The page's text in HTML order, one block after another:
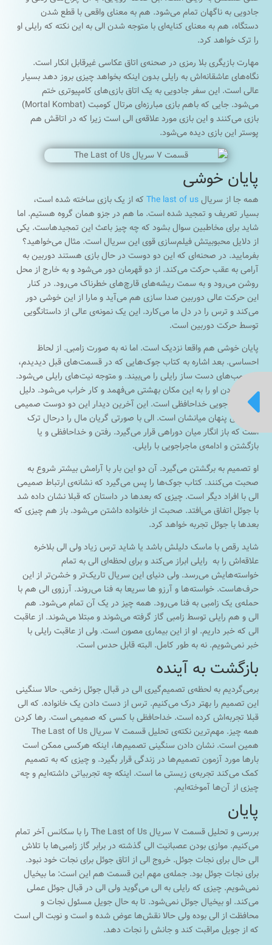
جادویی به ناگهان تمام می‌شود. هم به معنای واقعی با قطع شدن
دستگاه، هم به معنای کنایه‌ای با متوجه شدن الی به این نکته که رایلی او
را ترک خواهد کرد.
مهارت بازیگری بلا رمزی در صحنه‌ی اتاق عکاسی غیرقابل انکار است.
نگاه‌های عاشقانه‌اش به رایلی بدون اینکه بخواهد چیزی بروز دهد بسیار
عالی است. این سفر جادویی به یک اتاق بازی‌های کامپیوتری ختم
می‌شود. جایی که با‌هم بازی مبارزه‌ای مرتال کومبت (Mortal Kombat)
بازی می‌کنند و این بازی مورد علاقه‌ی الی است زیرا که در اتاقش هم
پوستر این بازی دیده می‌شود.
پایان خوشی
همه جا از سریالThe last of us که از یک بازی ساخته شده است،
بسیار تعریف و تمجید شده است. ما هم در جزو همان گروه هستیم. اما
شاید برای مخاطبین سوال بشود که چه چیز باعث این تمجیدهاست. یکی
از دلایل محبوبیتش فیلم‌سازی قوی این سریال است. مثال می‌خواهید؟
بفرمایید. در صحنه‌ای که این دو دوست در حال بازی هستند دوربین به
آرامی به عقب حرکت می‌کند. از دو قهرمان دور می‌شود و به خارج از محل
روشن می‌رود و به سمت ریشه‌های قارچ‌های خطرناک می‌رود. در کنار
این حرکت عالی دوربین صدا سازی هم می‌آید و مارا از این خوشی دور
می‌کند و ترس را در دل ما می‌کارد. این یک نمونه‌ی عالی از داستانگویی
توسط حرکت دوربین است.
پایان خوشی هم واقعا نزدیک است. اما نه به صورت زامبی. از لحاظ
احساسی. بعد اشاره به کتاب جوک‌هایی که در قسمت‌های قبل دیدیدم،
الی بمب‌های دست ساز رایلی را می‌بیند. و متوجه نیت‌های رایلی می‌شود.
دلیل آوردن او را به این مکان بهشتی می‌فهمد و کار خراب می‌شود. دلیل
این ماجراجویی خداحافظی است. این آخرین دیدار این دو دوست صمیمی
با عشقی پنهان میانشان است. الی با صورتی گریان مال را درحال ترک
است که باز انگار میان دوراهی قرار می‌گیرد. رفتن و خداحافظی و یا
بازگشتن و ادامه‌ی ماجراجویی با رایلی.
او تصمیم به برگشتن می‌گیرد. آن دو این بار با آرامش بیشتر شروع به
صحبت می‌کنند. کتاب جوک‌ها را پس می‌گیرد که نشانه‌ی ارتباط صمیمی
الی با افراد دیگر است. چیزی که بعد‌ها در داستان که قبلا نشان داده شد
با جوئل اتفاق می‌افتد. صحبت از خانواده داشتن می‌شود. باز هم چیزی که
بعدها با جوئل تجربه خواهد کرد.
شاید رقص با ماسک دلیلش باشد یا شاید ترس زیاد ولی الی بلاخره
علاقه‌اش را به رایلی ابراز می‌کند و برای لحظه‌ای الی به تمام
خواسته‌هایش می‌رسد. ولی دنیای این سریال تاریک‌تر و خشن‌تر از این
حرف‌هاست. خواسته‌ها و آرزو ها سریعا به فنا می‌روند. آرزوی الی هم با
حمله‌ی یک زامبی به فنا می‌رود. همه چیز در یک آن تمام می‌شود. هم
الی و هم رایلی توسط زامبی گاز گرفته می‌شوند و مبتلا می‌شوند. از عاقبت
الی که خبر داریم. او از این بیماری مصون است. ولی از عاقبت رایلی با
خبر نمی‌شویم. نه به طور کامل. البته قابل حدس است.
بازگشت به آینده
برمی‌گردیم به لحظه‌ی تصمیم‌گیری الی در قبال جوئل زخمی. حالا سنگینی
این تصمیم را بهتر درک می‌کنیم. ترس از دست دادن یک خانواده. که الی
قبلا تجربه‌اش کرده است. خداحافظی با کسی که صمیمی است. رها کردن
همه چیز. مهم‌ترین نکته‌ی تحلیل قسمت ۷ سریال The Last of Us
همین است. نشان دادن سنگینی تصمیم‌ها، اینکه هرکسی ممکن است
بارها مورد آزمون تصمیم‌ها در زندگی قرار بگیرد. و چیزی که به تصمیم
کمک می‌کند تجربه‌ی زیستی ما است. اینکه چه تجربیاتی داشته‌ایم و چه
چیزی از آن‌ها آموخته‌ایم.
پایان
بررسی و تحلیل قسمت ۷ سریال The Last of Us را با سکانس آخر تمام
می‌کنیم. موازی بودن عصبانیت الی گذشته در برابر گاز زامبی‌ها با تلاش
الی حال برای نجات جوئل. خروج الی از اتاق جوئل برای نجات خود نبود.
برای نجات جوئل بود. جمله‌ی مهم این قسمت هم این است: ما بیخیال
نمی‌شویم. چیزی که رایلی به الی می‌گوید ولی الی در قبال جوئل عملی
می‌کند. او بیخیال جوئل نمی‌شود. تا به حال جويل مسئول نجات و
محافظت از الی بوده ولی حالا نقش‌ها عوض شده و است و نوبت الی است
که از جويل مراقبت کند و جانش را نجات دهد.
